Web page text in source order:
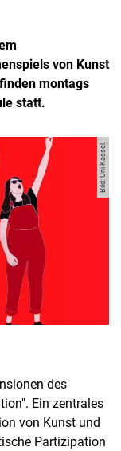
von Kunst
montags
statt.
Bild: Uni Kassel.
des
Ein zentrales
von Kunst und
Partizipation